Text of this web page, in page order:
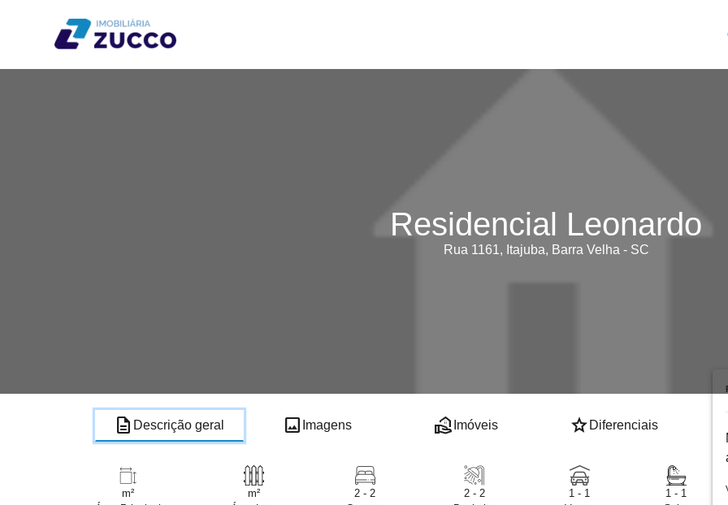
Residencial Leonardo
Rua 1161, Itajuba, Barra Velha - SC
description Descrição geral image Imagens real_estate_agent Imóveis star Diferenciais
m²
m²
2 - 2
2 - 2
1 - 1
1 - 1